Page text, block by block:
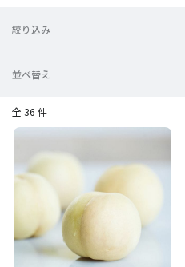
絞り込み
並べ替え
全 36 件